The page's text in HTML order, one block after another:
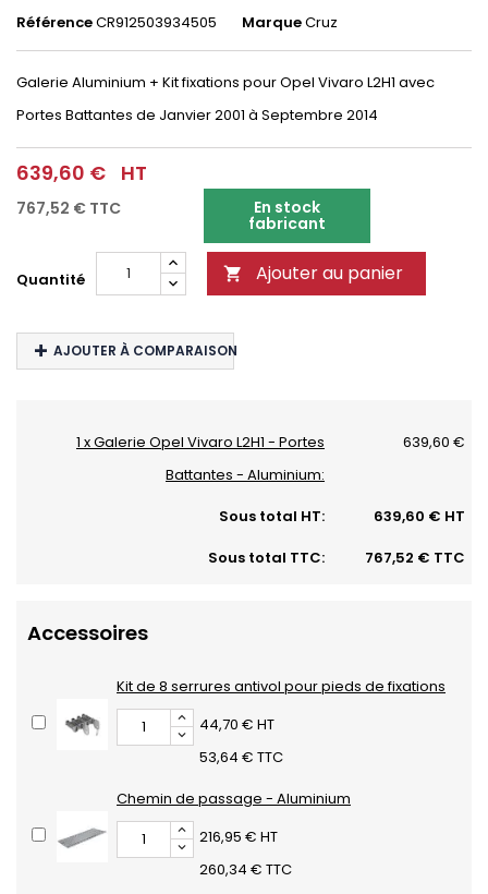
RéférenceCR912503934505 MarqueCruz
Galerie Aluminium + Kit fixations pourOpel Vivaro L2H1 avec
Portes Battantes de Janvier 2001 à Septembre 2014
639,60 € HT
767,52 € TTC En stock
fabricant
Quantité  Ajouter au panier
AJOUTER À COMPARAISON
1 x Galerie Opel Vivaro L2H1 - Portes
Battantes - Aluminium:
639,60 €
Sous total HT:
639,60 € HT
Sous total TTC:
767,52 € TTC
Accessoires
Kit de 8 serrures antivol pour pieds de fixations
44,70 € HT
53,64 € TTC
Chemin de passage - Aluminium
216,95 € HT
260,34 € TTC